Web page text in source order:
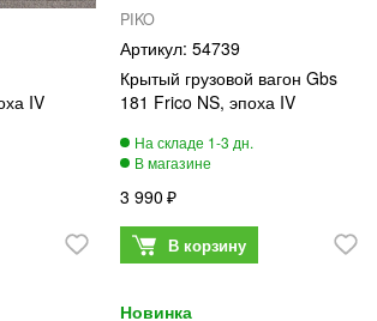
IV
PIKO
54739
Крытый грузовой вагон Gbs
181 Frico NS, эпоха IV
3 990